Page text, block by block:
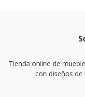
Tienda online de
con diseños de